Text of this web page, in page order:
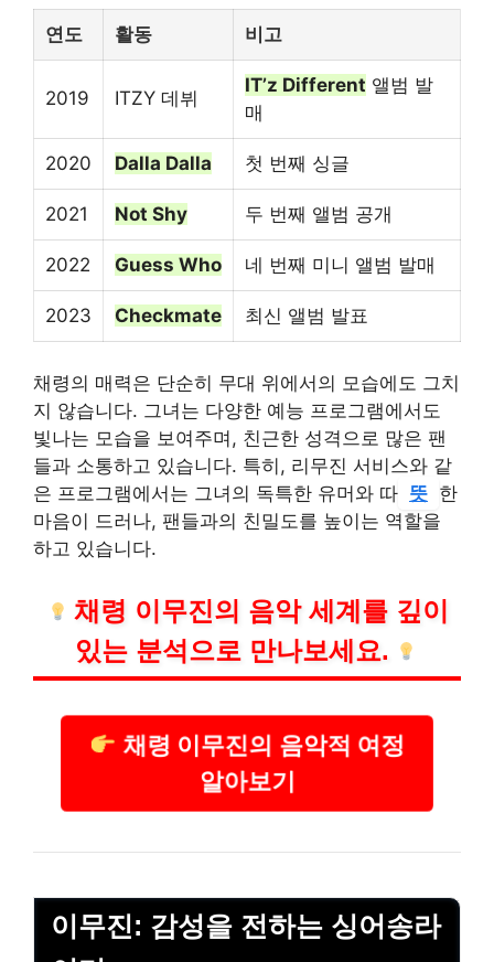
연도 활동 비고
2019 ITZY 데뷔
IT’z Different 앨범 발
매
2020 Dalla Dalla 첫 번째 싱글
2021 Not Shy 두 번째 앨범 공개
2022 Guess Who 네 번째 미니 앨범 발매
2023 Checkmate 최신 앨범 발표
채령의 매력은 단순히 무대 위에서의 모습에도 그치
지 않습니다. 그녀는 다양한 예능 프로그램에서도
빛나는 모습을 보여주며, 친근한 성격으로 많은 팬
들과 소통하고 있습니다. 특히, 리무진 서비스와 같
은 프로그램에서는 그녀의 독특한 유머와 따 뜻 한
마음이 드러나, 팬들과의 친밀도를 높이는 역할을
하고 있습니다.
채령 이무진의 음악 세계를 깊이
있는 분석으로 만나보세요.
채령 이무진의 음악적 여정
알아보기
이무진: 감성을 전하는 싱어송라